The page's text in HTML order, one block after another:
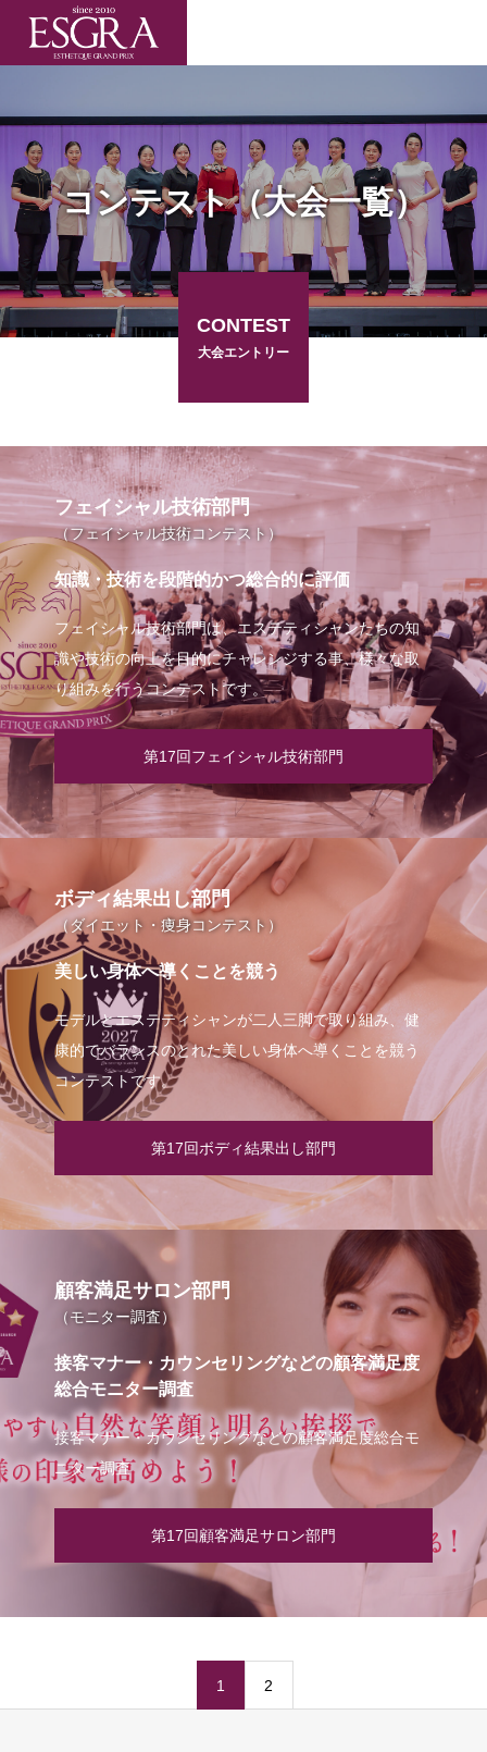
コンテスト（大会一覧）
CONTEST
大会エントリー
フェイシャル技術部門
（フェイシャル技術コンテスト）
知識・技術を段階的かつ総合的に評価
フェイシャル技術部門は、エステティシャンたちの知
識や技術の向上を目的にチャレンジする事、様々な取
り組みを行うコンテストです。
第17回フェイシャル技術部門
ボディ結果出し部門
（ダイエット・痩身コンテスト）
美しい身体へ導くことを競う
モデルとエステティシャンが二人三脚で取り組み、健
康的でバランスのとれた美しい身体へ導くことを競う
コンテストです。
第17回ボディ結果出し部門
顧客満足サロン部門
（モニター調査）
接客マナー・カウンセリングなどの顧客満足度
総合モニター調査
接客マナー・カウンセリングなどの顧客満足度総合モ
ニター調査
第17回顧客満足サロン部門
1 2